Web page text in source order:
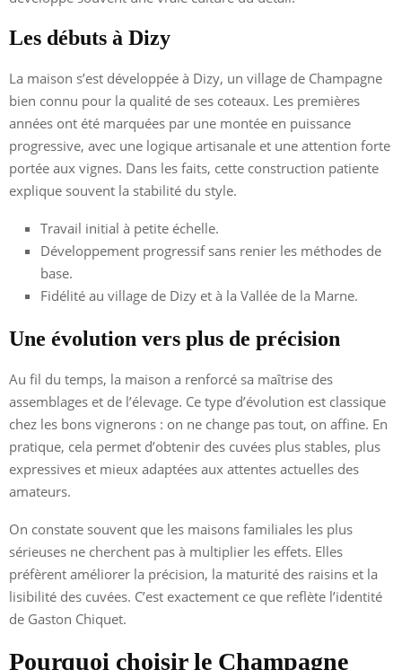
Les débuts à Dizy
La maison s’est développée à Dizy, un village de Champagne
bien connu pour la qualité de ses coteaux. Les premières
années ont été marquées par une montée en puissance
progressive, avec une logique artisanale et une attention forte
portée aux vignes. Dans les faits, cette construction patiente
explique souvent la stabilité du style.
Travail initial à petite échelle.
Développement progressif sans renier les méthodes de
base.
Fidélité au village de Dizy et à la Vallée de la Marne.
Une évolution vers plus de précision
Au fil du temps, la maison a renforcé sa maîtrise des
assemblages et de l’élevage. Ce type d’évolution est classique
chez les bons vignerons : on ne change pas tout, on affine. En
pratique, cela permet d’obtenir des cuvées plus stables, plus
expressives et mieux adaptées aux attentes actuelles des
amateurs.
On constate souvent que les maisons familiales les plus
sérieuses ne cherchent pas à multiplier les effets. Elles
préfèrent améliorer la précision, la maturité des raisins et la
lisibilité des cuvées. C’est exactement ce que reflète l’identité
de Gaston Chiquet.
Pourquoi choisir le Champagne